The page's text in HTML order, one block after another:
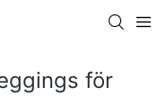
för